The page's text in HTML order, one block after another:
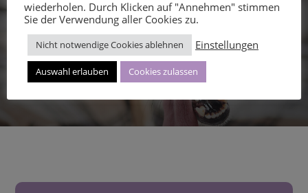
wiederholen. Durch Klicken auf "Annehmen" stimmen
Sie der Verwendung aller Cookies zu.
Nicht notwendige Cookies ablehnen Einstellungen
Auswahl erlauben Cookies zulassen